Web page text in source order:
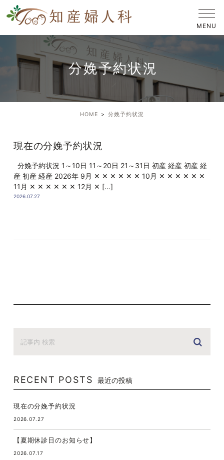
分娩予約状況
HOME 分娩予約状況
現在の分娩予約状況
分娩予約状況 1～10日 11～20日 21～31日 初産 経産 初産 経
産 初産 経産 2026年 9月 ✕ ✕ ✕ ✕ ✕ ✕ 10月 ✕ ✕ ✕ ✕ ✕ ✕
11月 ✕ ✕ ✕ ✕ ✕ ✕ 12月 ✕ […]
2026.07.27
RECENT POSTS 最近の投稿
現在の分娩予約状況
2026.07.27
【夏期休診日のお知らせ】
2026.07.17